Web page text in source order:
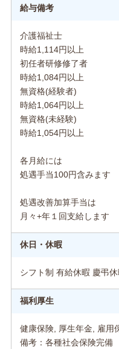
給与備考
介護福祉士
時給1,114円以上
初任者研修修了者
時給1,084円以上
無資格(経験者)
時給1,064円以上
無資格(未経験)
時給1,054円以上
各月給には
処遇手当100円含みます
処遇改善加算手当は
月々+年１回支給します
休日・休暇
シフト制 有給休暇 慶弔
福利厚生
健康保険, 厚生年金, 雇用
備考：各種社会保険完備